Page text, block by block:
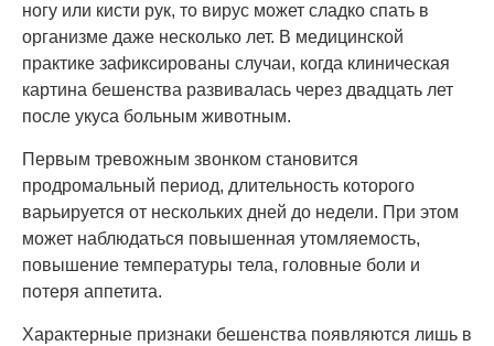
ногу или кисти рук, то вирус может сладко спать в
организме даже несколько лет. В медицинской
практике зафиксированы случаи, когда клиническая
картина бешенства развивалась через двадцать лет
после укуса больным животным.
Первым тревожным звонком становится
продромальный период, длительность которого
варьируется от нескольких дней до недели. При этом
может наблюдаться повышенная утомляемость,
повышение температуры тела, головные боли и
потеря аппетита.
Характерные признаки бешенства появляются лишь в